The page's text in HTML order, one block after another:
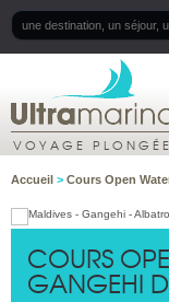
VOYAGE PLONGÉE
Accueil > Cours Open
COURS
GANGEHI